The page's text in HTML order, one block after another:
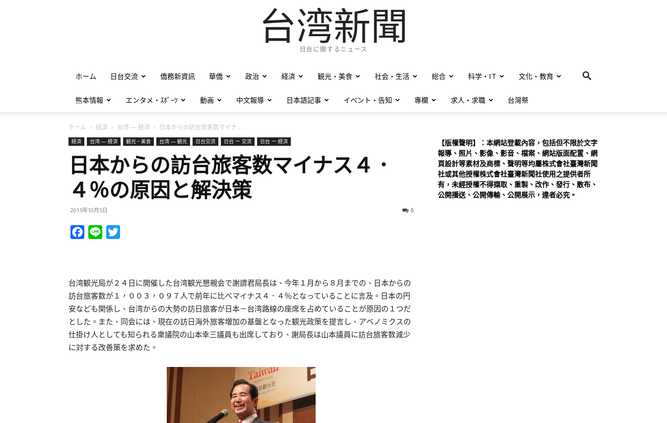
台湾新聞
日台に関するニュース
ホーム 日台交流 僑務新資訊 華僑 政治 経済 観光・美食 社会・生活 総合 科学・IT 文化・教育
熊本情報 エンタメ・ｽﾎﾟｰﾂ 動画 中文報導 日本語記事 イベント・告知 專欄 求人・求職 台灣祭
ホーム 経済 台湾 — 経済 日本からの訪台旅客数マイナ...
経済 台湾 — 経済 観光・美食 台湾 — 観光 日台交流 日台 ー 交流 日台 ー 経済
日本からの訪台旅客数マイナス４．
４％の原因と解決策
2015年10月5日 0
Facebook
Line
台湾観光局が２４日に開催した台湾観光懇親会で謝謂君局長は、今年１月から８月までの、日本からの
訪台旅客数が１，００３，０９７人で前年に比べマイナス４．４％となっていることに言及。日本の円
安なども関係し、台湾からの大勢の訪日旅客が日本－台湾路線の座席を占めていることが原因の１つだ
とした。また、同会には、現在の訪日海外旅客増加の基盤となった観光政策を提言し、アベノミクスの
仕掛け人としても知られる衆議院の山本幸三議員も出席しており、謝局長は山本議員に訪台旅客数減少
に対する改善策を求めた。
【版權聲明】：本網站登載內容，包括但不限於文字
報導、照片、影像、影音、檔案、網站版面配置、網
頁設計等素材及商標、聲明等均屬株式會社臺灣新聞
社或其他授權株式會社臺灣新聞社使用之提供者所
有，未經授權不得擷取、重製、改作、發行、散布、
公開播送、公開傳輸、公開展示，違者必究。